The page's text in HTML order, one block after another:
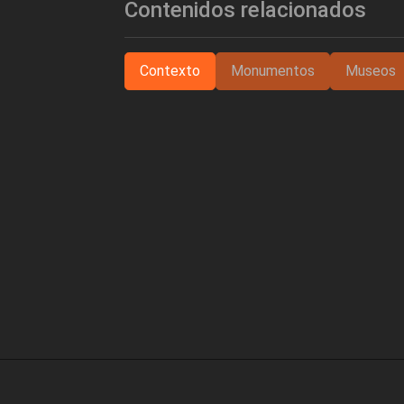
Contenidos relacionados
Contexto Monumentos Museos